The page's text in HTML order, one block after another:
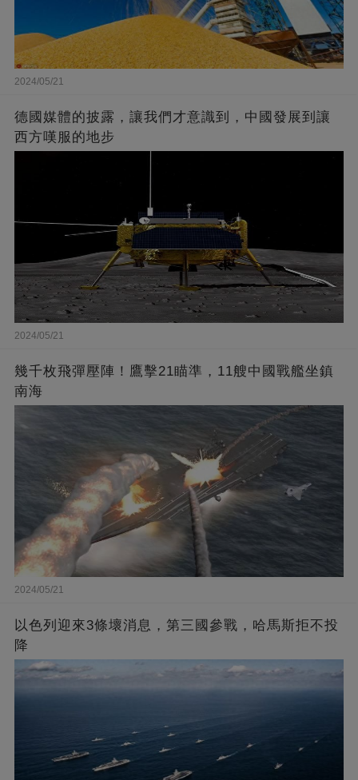
2024/05/21
德國媒體的披露，讓我們才意識到，中國發展到讓
西方嘆服的地步
2024/05/21
幾千枚飛彈壓陣！鷹擊21瞄準，11艘中國戰艦坐鎮
南海
2024/05/21
以色列迎來3條壞消息，第三國參戰，哈馬斯拒不投
降